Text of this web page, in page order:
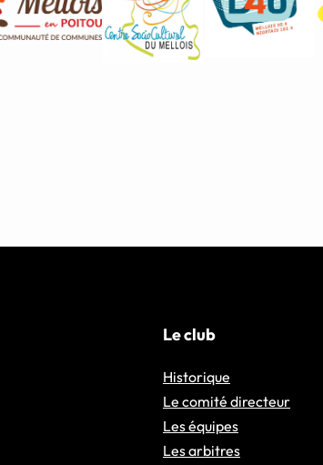
Le club
Historique
Le comité directeur
Les équipes
Les arbitres